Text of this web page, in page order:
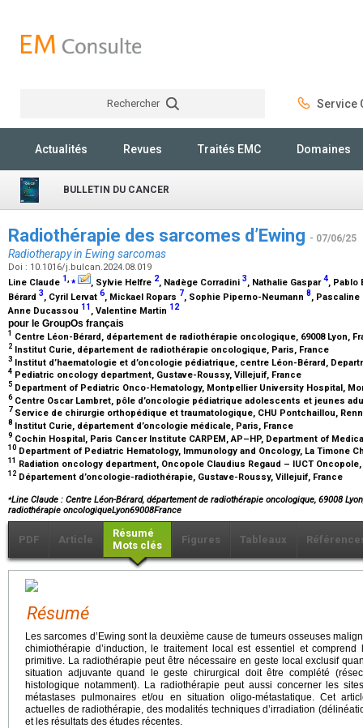
Rechercher Service
Actualités Revues Traités EMC Domaines
BULLETIN DU CANCER
Radiothérapie des sarcomes d’Ewing - 07/06/25
Radiotherapy in Ewing sarcomas
Doi : 10.1016/j.bulcan.2024.08.019
Line Claude 1,⁎ , Sylvie Helfre 2, Nadège Corradini 3, Nathalie Gaspar4, Pablo
Bérard 3, Cyril Lervat 6, Mickael Ropars 7, Sophie Piperno-Neumann 8,
Anne Ducassou 11 , Valentine Martin 12
pour le GroupOs français
1 Centre Léon-Bérard, département de radiothérapie oncologique, 69008 Lyon,
2 Institut Curie, département de radiothérapie oncologique, Paris, France
3 Institut d’haematologie et d’oncologie pédiatrique, centre Léon-Bérard,
4 Pediatric oncology department, Gustave-Roussy, Villejuif, France
5 Department of Pediatric Onco-Hematology, Montpellier University Hospital,
6Centre Oscar Lambret, pôle d’oncologie pédiatrique adolescents et jeunes
7 Service de chirurgie orthopédique et traumatologique, CHU Pontchaillou,
8 Institut Curie, département d’oncologie médicale, Paris, France
9 Cochin Hospital, Paris Cancer Institute CARPEM, AP–HP, Department of
10 Department of Pediatric Hematology, Immunology and Oncology, La Timone
11 Radiation oncology department, Oncopole Claudius Regaud – IUCT
12 Département d’oncologie-radiothérapie, Gustave-Roussy, Villejuif, France
⁎Line Claude : Centre Léon-Bérard, département de radiothérapie oncologique, 69008
radiothérapie oncologiqueLyon69008France
PDF Article
Résumé
Mots clés
Figures Tableaux
Résumé
Les sarcomes d’Ewing sont la deuxième cause de tumeurs osseuses
chimiothérapie d’induction, le traitement local est essentiel et
primitive. La radiothérapie peut être nécessaire en geste local exclusif
situation adjuvante quand le geste chirurgical doit être complété
histologique notamment). La radiothérapie peut aussi concerner les
métastases pulmonaires et/ou en situation oligo-métastatique. Cet
actuelles de radiothérapie, des modalités techniques d’irradiation
et les résultats des études récentes.